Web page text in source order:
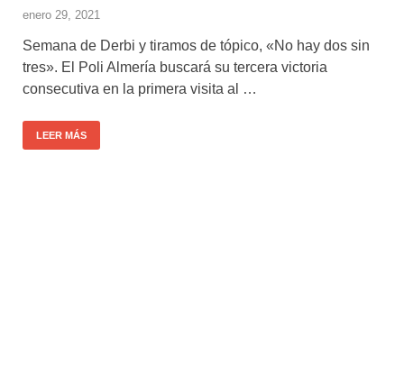
enero 29, 2021
Semana de Derbi y tiramos de tópico, «No hay dos sin
tres». El Poli Almería buscará su tercera victoria
consecutiva en la primera visita al …
LEER MÁS